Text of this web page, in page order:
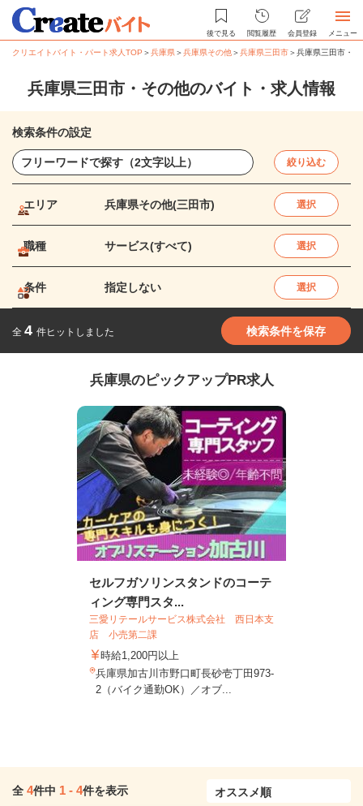
後で見る 閲覧履歴 会員登録 メニュー
クリエイトバイト・パート求人TOP ＞兵庫県＞兵庫県その他＞兵庫県三田市＞兵庫県三田市・
兵庫県三田市・その他のバイト・求人情報
検索条件の設定
絞り込む
エリア 兵庫県その他(三田市) 選択
職種 サービス(すべて) 選択
条件 指定しない 選択
全 4 件ヒットしました 検索条件を保存
兵庫県のピックアップPR求人
セルフガソリンスタンドのコーテ
ィング専門スタ...
三愛リテールサービス株式会社 西日本支
店 小売第二課
時給1,200円以上
兵庫県加古川市野口町長砂壱丁田973-
2（バイク通勤OK）／オブ...
全 4件中 1 - 4件を表示